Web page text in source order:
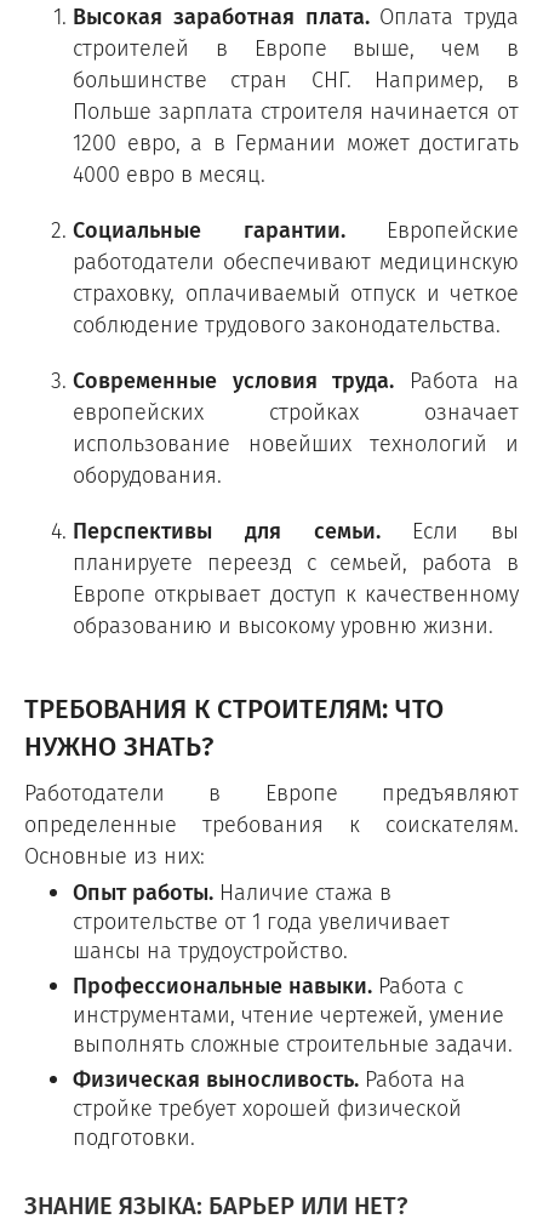
Высокая заработная плата.Оплата труда
строителей в Европе выше, чем в
большинстве стран СНГ. Например, в
Польше зарплата строителя начинается от
1200 евро, а в Германии может достигать
4000 евро в месяц.
Социальные гарантии.Европейские
работодатели обеспечивают медицинскую
страховку, оплачиваемый отпуск и четкое
соблюдение трудового законодательства.
Современные условия труда. Работа на
европейских стройках означает
использование новейших технологий и
оборудования.
Перспективы для семьи.Если вы
планируете переезд с семьей, работа в
Европе открывает доступ к качественному
образованию и высокому уровню жизни.
ТРЕБОВАНИЯ К СТРОИТЕЛЯМ: ЧТО
НУЖНО ЗНАТЬ?
Работодатели в Европе предъявляют
определенные требования к соискателям.
Основные из них:
Опыт работы. Наличие стажа в
строительстве от 1 года увеличивает
шансы на трудоустройство.
Профессиональные навыки. Работа с
инструментами, чтение чертежей, умение
выполнять сложные строительные задачи.
Физическая выносливость. Работа на
стройке требует хорошей физической
подготовки.
ЗНАНИЕ ЯЗЫКА: БАРЬЕР ИЛИ НЕТ?